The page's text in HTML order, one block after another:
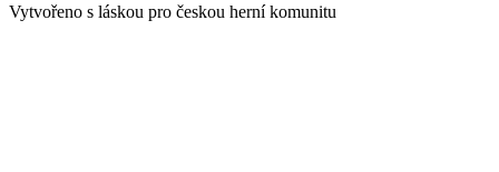
Vytvořeno s láskou pro českou herní komunitu